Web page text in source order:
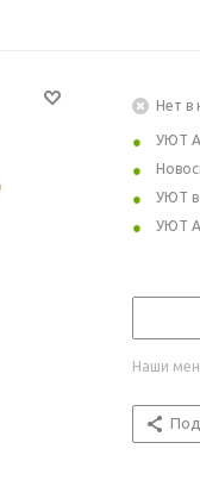
Нет в
УЮТ
УЮТ в
УЮТ
Наши